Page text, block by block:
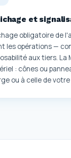
et
obligatoire de
les opérations —
aux tiers. La
: cônes ou
ou à celle de